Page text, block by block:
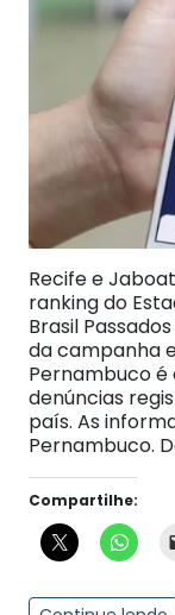
Recife e
ranking do
Brasil
da campanha
Pernambuco é
denúncias
país. As
Pernambuco.
Compartilhe: